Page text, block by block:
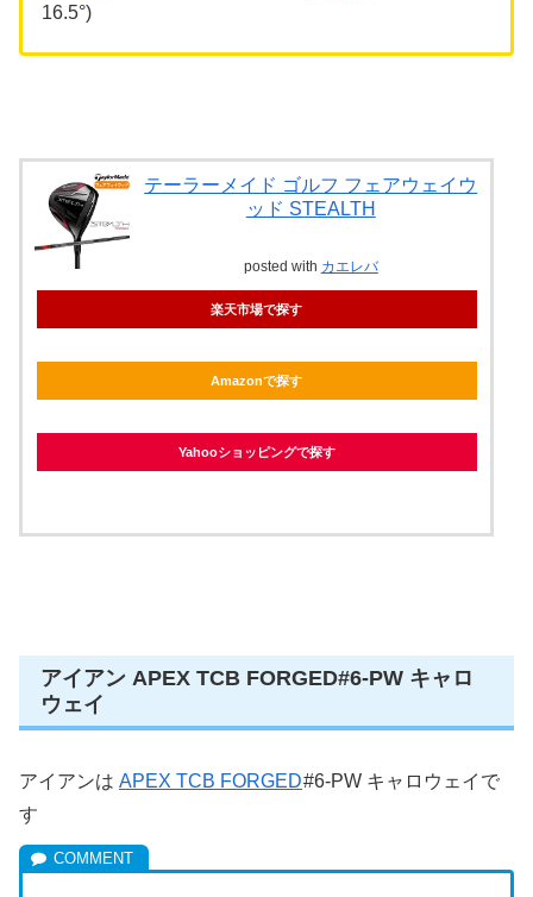
16.5°)
テーラーメイド ゴルフ フェアウェイウ
ッド STEALTH
posted with カエレバ
楽天市場で探す
Amazonで探す
Yahooショッピングで探す
アイアン APEX TCB FORGED#6-PW キャロ
ウェイ
アイアンは APEX TCB FORGED#6-PW キャロウェイで
す